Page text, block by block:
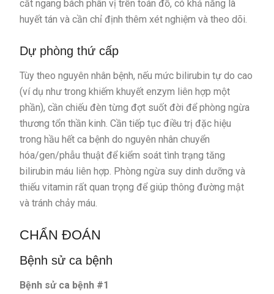
cắt ngang bách phân vị trên toán đồ, có khả năng là
huyết tán và cần chỉ định thêm xét nghiệm và theo dõi.
Dự phòng thứ cấp
Tùy theo nguyên nhân bệnh, nếu mức bilirubin tự do cao
(ví dụ như trong khiếm khuyết enzym liên hợp một
phần), cần chiếu đèn từng đợt suốt đời để phòng ngừa
thương tổn thần kinh. Cần tiếp tục điều trị đặc hiệu
trong hầu hết ca bệnh do nguyên nhân chuyển
hóa/gen/phẫu thuật để kiểm soát tình trạng tăng
bilirubin máu liên hợp. Phòng ngừa suy dinh dưỡng và
thiếu vitamin rất quan trọng để giúp thông đường mật
và tránh chảy máu.
CHẨN ĐOÁN
Bệnh sử ca bệnh
Bệnh sử ca bệnh #1